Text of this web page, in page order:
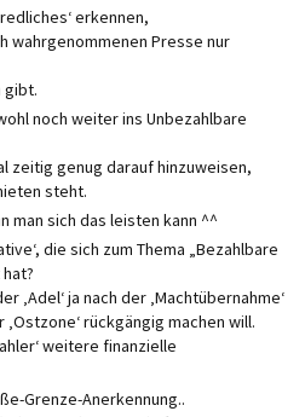
erkennen,
wahrgenommenen Presse nur
gibt.
noch weiter ins Unbezahlbare
zeitig genug darauf hinzuweisen,
steht.
man sich das leisten kann ^^
die sich zum Thema „Bezahlbare
‚Adel‘ ja nach der ‚Machtübernahme‘
rückgängig machen will.
weitere finanzielle
Grenze-Anerkennung..